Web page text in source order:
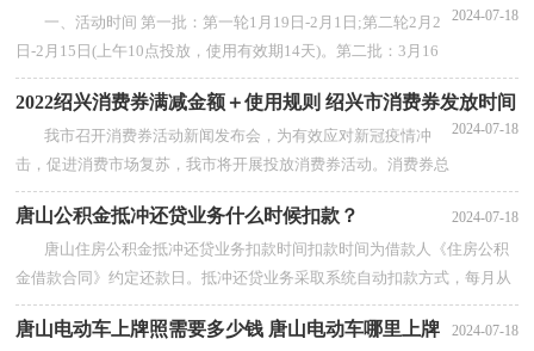
2024-07-18
一、活动时间 第一批：第一轮1月19日-2月1日;第二轮2月2
日-2月15日(上午10点投放，使用有效期14天)。第二批：3月16
日-3月31日(上午10点投放，使用有效期16天)。二、申领对...
【查看全部】
2022绍兴消费券满减金额＋使用规则 绍兴市消费券发放时间
2024-07-18
我市召开消费券活动新闻发布会，为有效应对新冠疫情冲
击，促进消费市场复苏，我市将开展投放消费券活动。消费券总
金额为5亿元，在1月16日-3月31日分批发放。一、相比2020年...
【查看全部】
唐山公积金抵冲还贷业务什么时候扣款？ 2024-07-18
唐山住房公积金抵冲还贷业务扣款时间扣款时间为借款人《住房公积
金借款合同》约定还款日。抵冲还贷业务采取系统自动扣款方式，每月从
借款人及其配偶住房公积金账户中... 【查看全部】
唐山电动车上牌照需要多少钱 唐山电动车哪里上牌 2024-07-18